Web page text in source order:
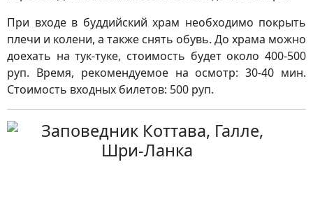
При входе в буддийский храм необходимо покрыть
плечи и колени, а также снять обувь. До храма можно
доехать на тук-туке, стоимость будет около 400-500
руп. Время, рекомендуемое на осмотр: 30-40 мин.
Стоимость входных билетов: 500 руп.